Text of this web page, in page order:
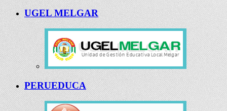
UGEL MELGAR
PERUEDUCA